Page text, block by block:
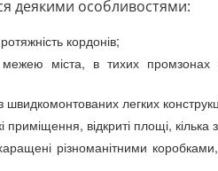
деякими особливостями:
кордонів;
міста, в тихих промзонах
швидкомонтованих легких
приміщення, відкриті площі,
різноманітними